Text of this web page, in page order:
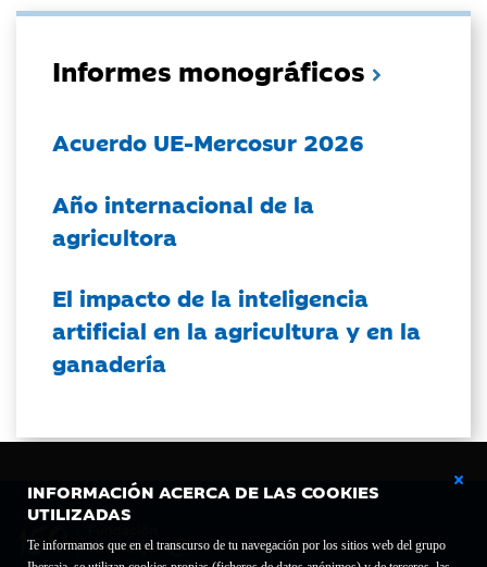
INFORMACIÓN ACERCA DE LAS COOKIES
UTILIZADAS
Te informamos que en el transcurso de tu navegación por los sitios web del grupo
Informes monográficos
Acuerdo UE-Mercosur 2026
Año internacional de la
agricultora
El impacto de la inteligencia
artificial en la agricultura y en la
ganadería